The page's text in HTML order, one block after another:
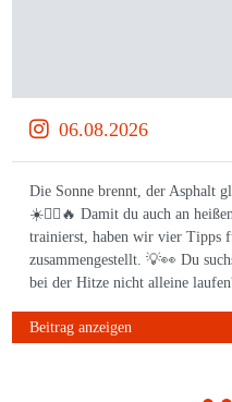
06.08.2026
Die Sonne brennt, der Asphalt
☀️🏃‍♀️🔥 Damit du auch an
trainierst, haben wir vier Tipps
zusammengestellt. 💡👀 Du
bei der Hitze nicht alleine
Beitrag anzeigen